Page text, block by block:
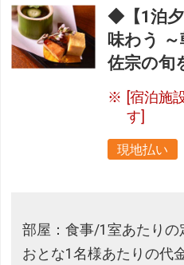
◆【1泊夕
味わう
佐宗の旬
[宿泊施
す]
現地払い
部屋：食事/1室あたりの
おとな1名様あたりの代